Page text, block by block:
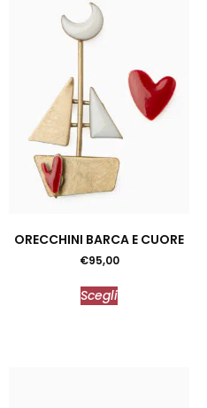
ORECCHINI BARCA E CUORE
€95,00
Scegli